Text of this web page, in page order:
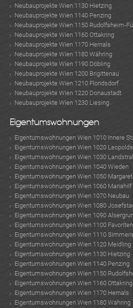
Neubauprojekte Wien 1130 Hietzing
Neubauprojekte Wien 1140 Penzing
Neubauprojekte Wien 1150 Rudolfsheim-
Neubauprojekte Wien 1160 Ottakring
Neubauprojekte Wien 1170 Hernals
Neubauprojekte Wien 1180 Währing
Neubauprojekte Wien 1190 Döbling
Neubauprojekte Wien 1200 Brigittenau
Neubauprojekte Wien 1210 Floridsdorf
Neubauprojekte Wien 1220 Donaustadt
Neubauprojekte Wien 1230 Liesing
Eigentumswohnungen
Eigentumswohnungen Wien 1010 Innere
Eigentumswohnungen Wien 1020
Eigentumswohnungen Wien 1030
Eigentumswohnungen Wien 1040 Wieden
Eigentumswohnungen Wien 1050
Eigentumswohnungen Wien 1060 Mariahilf
Eigentumswohnungen Wien 1070 Neubau
Eigentumswohnungen Wien 1080
Eigentumswohnungen Wien 1090
Eigentumswohnungen Wien 1100 Favoriten
Eigentumswohnungen Wien 1110
Eigentumswohnungen Wien 1120 Meidling
Eigentumswohnungen Wien 1130 Hietzing
Eigentumswohnungen Wien 1140 Penzing
Eigentumswohnungen Wien 1150
Eigentumswohnungen Wien 1160 Ottakring
Eigentumswohnungen Wien 1170 Hernals
Eigentumswohnungen Wien 1180 Währing